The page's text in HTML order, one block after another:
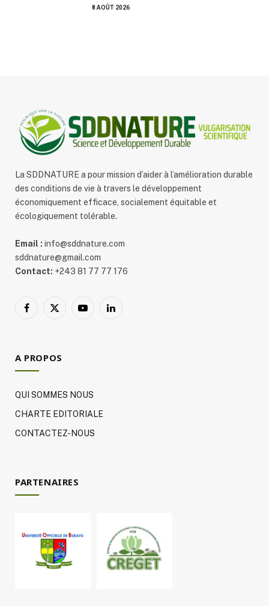
8 AOÛT 2026
La SDDNATURE a pour mission d’aider à l’amélioration durable
des conditions de vie à travers le développement
économiquement efficace, socialement équitable et
écologiquement tolérable.
Email : info@sddnature.com
sddnature@gmail.com
Contact: +243 81 77 77 176
Facebook
X
YouTubeLinkedIn
A PROPOS
QUI SOMMES NOUS
CHARTE EDITORIALE
CONTACTEZ-NOUS
PARTENAIRES